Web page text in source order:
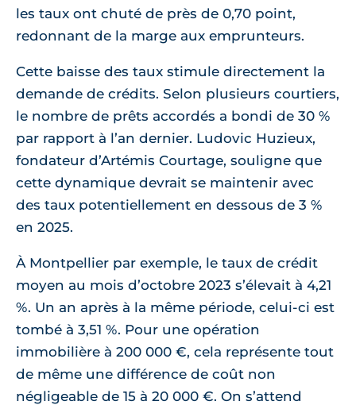
les taux ont chuté de près de 0,70 point,
redonnant de la marge aux emprunteurs.
Cette baisse des taux stimule directement la
demande de crédits. Selon plusieurs courtiers,
le nombre de prêts accordés a bondi de 30 %
par rapport à l’an dernier. Ludovic Huzieux,
fondateur d’Artémis Courtage, souligne que
cette dynamique devrait se maintenir avec
des taux potentiellement en dessous de 3 %
en 2025.
À Montpellier par exemple, le taux de crédit
moyen au mois d’octobre 2023 s’élevait à 4,21
%. Un an après à la même période, celui-ci est
tombé à 3,51 %. Pour une opération
immobilière à 200 000 €, cela représente tout
de même une différence de coût non
négligeable de 15 à 20 000 €. On s’attend